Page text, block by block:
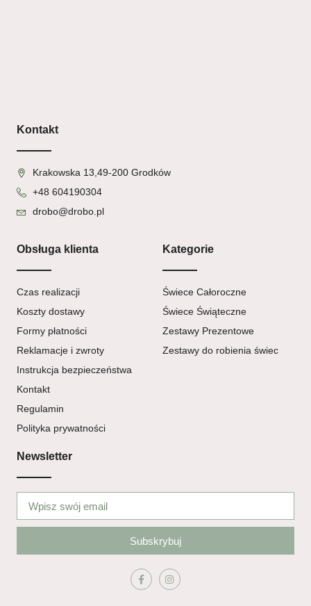
Kontakt
Krakowska 13,49-200 Grodków
+48 604190304
drobo@drobo.pl
Obsługa klienta
Czas realizacji
Koszty dostawy
Formy płatności
Reklamacje i zwroty
Instrukcja bezpieczeństwa
Kontakt
Regulamin
Polityka prywatności
Kategorie
Świece Całoroczne
Świece Świąteczne
Zestawy Prezentowe
Zestawy do robienia świec
Newsletter
Subskrybuj